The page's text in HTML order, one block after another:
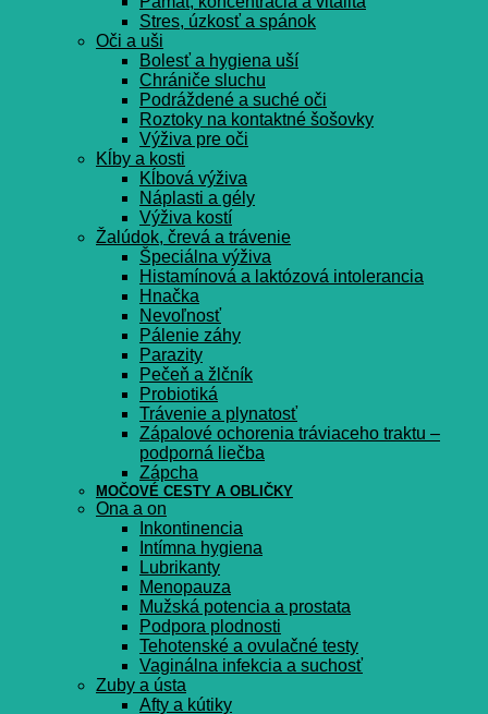
Stres, úzkosť a spánok
Oči a uši
Bolesť a hygiena uší
Chrániče sluchu
Podráždené a suché oči
Roztoky na kontaktné šošovky
Výživa pre oči
Kĺby a kosti
Kĺbová výživa
Náplasti a gély
Výživa kostí
Žalúdok, črevá a trávenie
Špeciálna výživa
Histamínová a laktózová intolerancia
Hnačka
Nevoľnosť
Pálenie záhy
Parazity
Pečeň a žlčník
Probiotiká
Trávenie a plynatosť
Zápalové ochorenia tráviaceho traktu –
podporná liečba
Zápcha
MOČOVÉ CESTY A OBLIČKY
Ona a on
Inkontinencia
Intímna hygiena
Lubrikanty
Menopauza
Mužská potencia a prostata
Podpora plodnosti
Tehotenské a ovulačné testy
Vaginálna infekcia a suchosť
Zuby a ústa
Afty a kútiky